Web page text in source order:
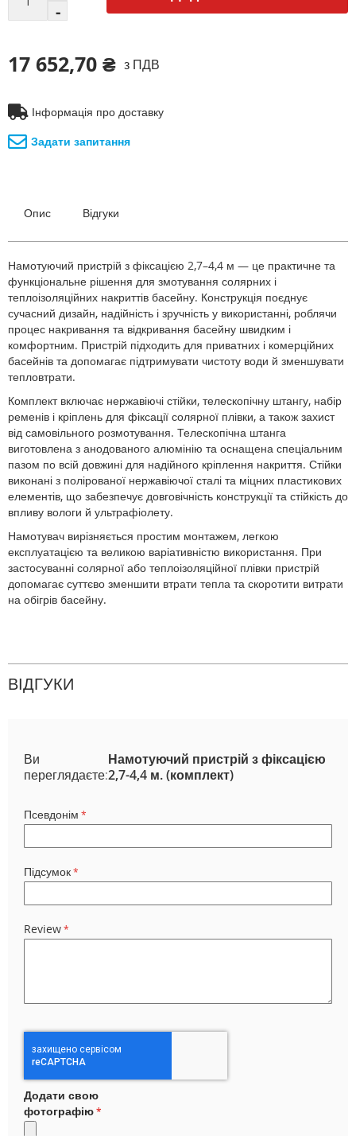
17 652,70 ₴ з ПДВ
Інформація про доставку
Задати запитання
Опис Відгуки
Намотуючий пристрій з фіксацією 2,7–4,4 м — це практичне та
функціональне рішення для змотування солярних і
теплоізоляційних накриттів басейну. Конструкція поєднує
сучасний дизайн, надійність і зручність у використанні, роблячи
процес накривання та відкривання басейну швидким і
комфортним. Пристрій підходить для приватних і комерційних
басейнів та допомагає підтримувати чистоту води й зменшувати
тепловтрати.
Комплект включає нержавіючі стійки, телескопічну штангу, набір
ременів і кріплень для фіксації солярної плівки, а також захист
від самовільного розмотування. Телескопічна штанга
виготовлена з анодованого алюмінію та оснащена спеціальним
пазом по всій довжині для надійного кріплення накриття. Стійки
виконані з полірованої нержавіючої сталі та міцних пластикових
елементів, що забезпечує довговічність конструкції та стійкість до
впливу вологи й ультрафіолету.
Намотувач вирізняється простим монтажем, легкою
експлуатацією та великою варіативністю використання. При
застосуванні солярної або теплоізоляційної плівки пристрій
допомагає суттєво зменшити втрати тепла та скоротити витрати
на обігрів басейну.
ВІДГУКИ
Ви
переглядаєте:
Намотуючий пристрій з фіксацією
2,7-4,4 м. (комплект)
Псевдонім
Підсумок
Review
Додати свою
фотографію